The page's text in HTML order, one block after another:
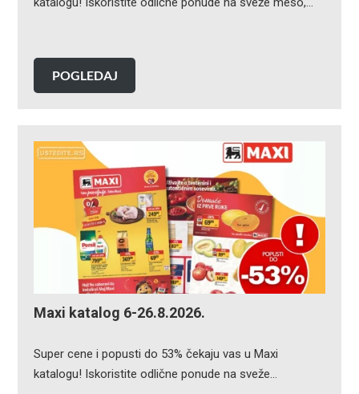
POGLEDAJ
Maxi katalog 6-26.8.2026.
Super cene i popusti do 53% čekaju vas u Maxi
katalogu! Iskoristite odlične ponude na sveže…